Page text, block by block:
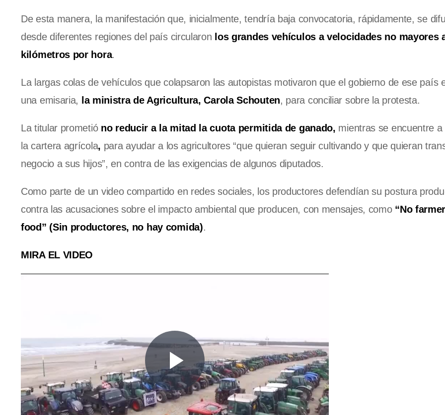
De esta manera, la manifestación que, inicialmente, tendría baja convocatoria, rápidamente, se
desde diferentes regiones del país circularon los grandes vehículos a velocidades no mayores
kilómetros por hora.
La largas colas de vehículos que colapsaron las autopistas motivaron que el gobierno de ese país
una emisaria,
la ministra de Agricultura, Carola Schouten, para conciliar sobre la protesta.
La titular prometió no reducir a la mitad la cuota permitida de ganado, mientras se encuentre
la cartera agrícola, para ayudar a los agricultores “que quieran seguir cultivando y que quieran
negocio a sus hijos”, en contra de las exigencias de algunos diputados.
Como parte de un video compartido en redes sociales, los productores defendían su postura
contra las acusaciones sobre el impacto ambiental que producen, con mensajes, como “No
food” (Sin productores, no hay comida).
MIRA EL VIDEO